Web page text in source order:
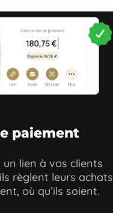
paiement
un lien à vos clients
règlent leurs achats
où qu’ils soient.